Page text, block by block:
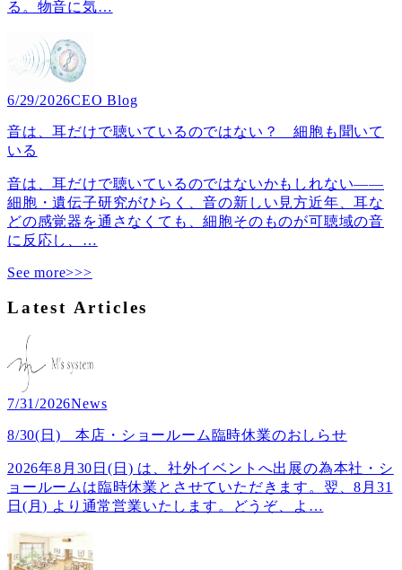
る。物音に気…
6/29/2026CEO Blog
音は、耳だけで聴いているのではない？ 細胞も聞いて
いる
音は、耳だけで聴いているのではないかもしれない――
細胞・遺伝子研究がひらく、音の新しい見方近年、耳な
どの感覚器を通さなくても、細胞そのものが可聴域の音
に反応し、 …
See more>>>
Latest Articles
7/31/2026News
8/30(日) 本店・ショールーム臨時休業のおしらせ
2026年8月30日(日) は、社外イベントへ出展の為本社・シ
ョールームは臨時休業とさせていただきます。翌、8月31
日(月) より通常営業いたします。どうぞ、よ …